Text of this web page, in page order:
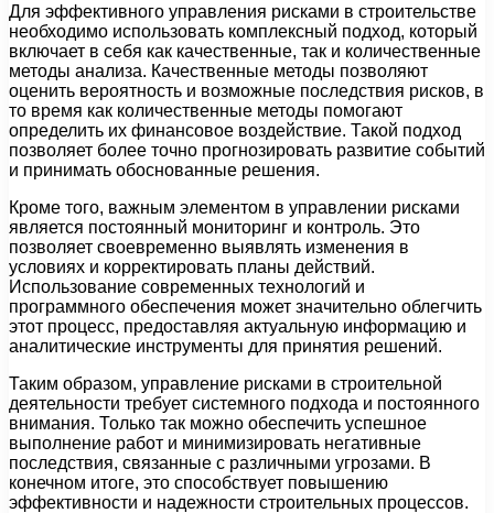
Для эффективного управления рисками в строительстве
необходимо использовать комплексный подход, который
включает в себя как качественные, так и количественные
методы анализа. Качественные методы позволяют
оценить вероятность и возможные последствия рисков, в
то время как количественные методы помогают
определить их финансовое воздействие. Такой подход
позволяет более точно прогнозировать развитие событий
и принимать обоснованные решения.
Кроме того, важным элементом в управлении рисками
является постоянный мониторинг и контроль. Это
позволяет своевременно выявлять изменения в
условиях и корректировать планы действий.
Использование современных технологий и
программного обеспечения может значительно облегчить
этот процесс, предоставляя актуальную информацию и
аналитические инструменты для принятия решений.
Таким образом, управление рисками в строительной
деятельности требует системного подхода и постоянного
внимания. Только так можно обеспечить успешное
выполнение работ и минимизировать негативные
последствия, связанные с различными угрозами. В
конечном итоге, это способствует повышению
эффективности и надежности строительных процессов.